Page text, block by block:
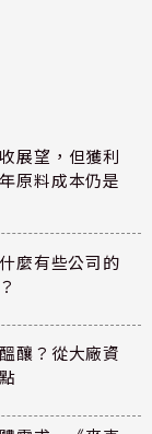
展望，但獲利
原料成本仍是
麼有些公司的
釀？從大廠資